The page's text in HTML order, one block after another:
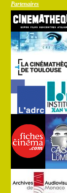
Partenaires